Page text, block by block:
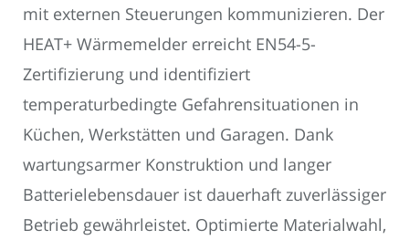
mit externen Steuerungen kommunizieren. Der
HEAT+ Wärmemelder erreicht EN54-5-
Zertifizierung und identifiziert
temperaturbedingte Gefahrensituationen in
Küchen, Werkstätten und Garagen. Dank
wartungsarmer Konstruktion und langer
Batterie­lebensdauer ist dauerhaft zuverlässiger
Betrieb gewährleistet. Optimierte Materialwahl,